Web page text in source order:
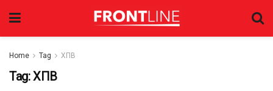
Home Tag ХПВ
Tag:ХПВ